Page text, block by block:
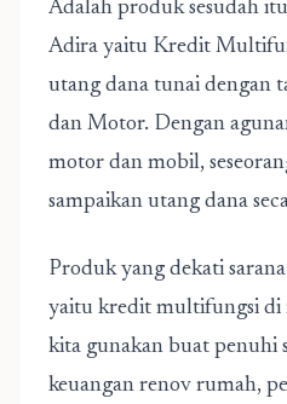
Adalah produk sesudah
Adira yaitu Kredit
utang dana tunai dengan
dan Motor. Dengan
motor dan mobil,
sampaikan utang dana
Produk yang dekati
yaitu kredit multifungsi di
kita gunakan buat penuhi
keuangan renov rumah,